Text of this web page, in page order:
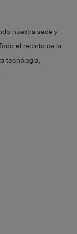
nuestra sede y
Todo el recinto de la
tecnología,